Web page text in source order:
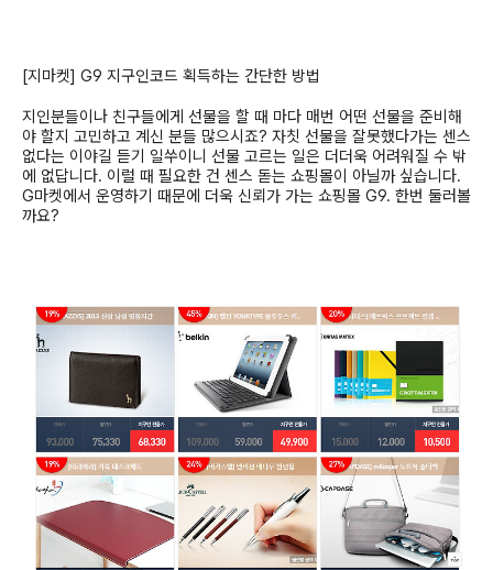
[지마켓] G9 지구인코드 획득하는 간단한 방법
지인분들이나 친구들에게 선물을 할 때 마다 매번 어떤 선물을 준비해
야 할지 고민하고 계신 분들 많으시죠? 자칫 선물을 잘못했다가는 센스
없다는 이야길 듣기 일쑤이니 선물 고르는 일은 더더욱 어려워질 수 밖
에 없답니다. 이럴 때 필요한 건 센스 돋는 쇼핑몰이 아닐까 싶습니다.
G마켓에서 운영하기 때문에 더욱 신뢰가 가는 쇼핑몰 G9. 한번 둘러볼
까요?